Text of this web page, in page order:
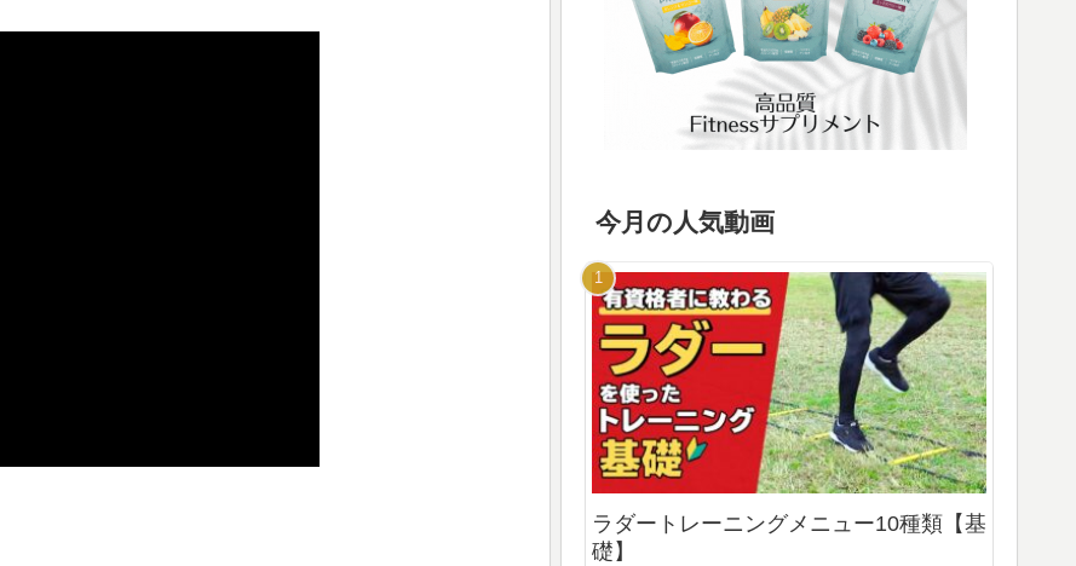
今月の人気動画
ラダートレーニングメニュー10種類【基
礎】